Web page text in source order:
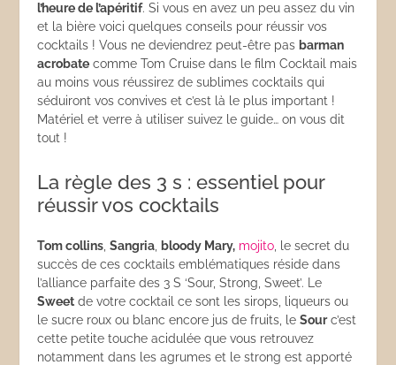
l’heure de l’apéritif. Si vous en avez un peu assez du vin
et la bière voici quelques conseils pour réussir vos
cocktails ! Vous ne deviendrez peut-être pas barman
acrobate comme Tom Cruise dans le film Cocktail mais
au moins vous réussirez de sublimes cocktails qui
séduiront vos convives et c’est là le plus important !
Matériel et verre à utiliser suivez le guide… on vous dit
tout !
La règle des 3 s : essentiel pour
réussir vos cocktails
Tom collins ,Sangria bloody Mary, mojito , le secret du
succès de ces cocktails emblématiques réside dans
l’alliance parfaite des 3 S ‘Sour, Strong, Sweet’. Le
Sweet de votre cocktail ce sont les sirops, liqueurs ou
le sucre roux ou blanc encore jus de fruits, leSourc’est
cette petite touche acidulée que vous retrouvez
notamment dans les agrumes et le strong est apporté